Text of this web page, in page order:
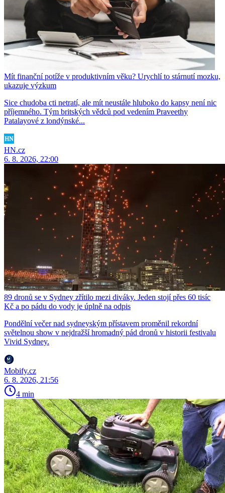
Mít finanční potíže v produktivním věku? Urychlí to stárnutí mozku,
ukazuje výzkum
Sice chudoba cti netratí, ale mít neustále hluboko do kapsy není nic
příjemného. Tým britských vědců pod vedením Praveethy
Patalayové z londýnské...
HN.cz
6. 8. 2026, 22:00
89 dronů se v Sydney zřítilo mezi diváky. Jeden stojí přes 60 tisíc
Kč a po pádu do vody je úplně na odpis
Pondělní večer nad sydneyským přístavem proměnil rekordní
světelnou show v nejdražší hromadný pád dronů v historii festivalu
Vivid Sydney.
Mobify.cz
6. 8. 2026, 21:56
4 min